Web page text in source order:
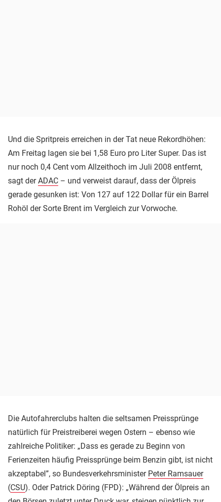
Und die Spritpreis erreichen in der Tat neue Rekordhöhen:
Am Freitag lagen sie bei 1,58 Euro pro Liter Super. Das ist
nur noch 0,4 Cent vom Allzeithoch im Juli 2008 entfernt,
sagt derADAC – und verweist darauf, dass der Ölpreis
gerade gesunken ist: Von 127 auf 122 Dollar für ein Barrel
Rohöl der Sorte Brent im Vergleich zur Vorwoche.
Die Autofahrerclubs halten die seltsamen Preissprünge
natürlich für Preistreiberei wegen Ostern – ebenso wie
zahlreiche Politiker: „Dass es gerade zu Beginn von
Ferienzeiten häufig Preissprünge beim Benzin gibt, ist nicht
akzeptabel”, so Bundesverkehrsminister Peter Ramsauer
(CSU). Oder Patrick Döring (FPD): „Während der Ölpreis an